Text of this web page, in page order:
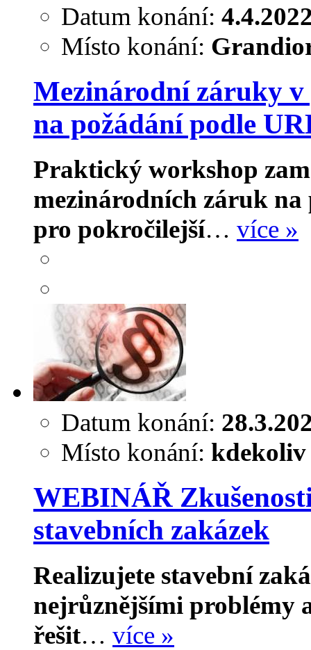
Datum konání:
Místo konání:
Mezinárodní záruky
na požádání podle
Praktický workshop
mezinárodních záruk na
pro pokročilejší… více »
Datum konání:
Místo konání: kdekoliv
WEBINÁŘ
stavebních zakázek
Realizujete stavební
nejrůznějšími problémy
řešit… více »